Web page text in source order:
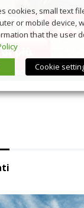
cookies, small text
or mobile device,
that the user
Cookie